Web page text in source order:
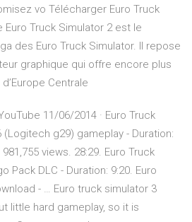
vo Télécharger Euro Truck
Euro Truck Simulator 2 est le
des Euro Truck Simulator. Il repose
graphique qui offre encore plus
Centrale
11/06/2014 · Euro Truck
(Logitech g29) gameplay - Duration:
views. 28:29. Euro Truck
Pack DLC - Duration: 9:20. Euro
- … Euro truck simulator 3
little hard gameplay, so it is